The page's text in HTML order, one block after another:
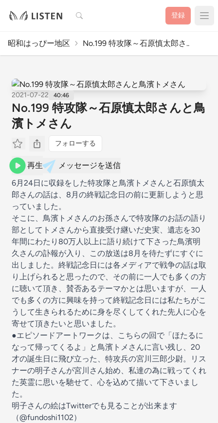
検索 登録
昭和はっぴー地区 No.199 特攻隊～石原慎太郎さ..
2021-07-22 40:46
No.199 特攻隊～石原慎太郎さんと鳥
濱トメさん
フォローする
再生
メッセージを送信
6月24日に収録をした特攻隊と鳥濱トメさんと石原慎太
郎さんの話は、8月の終戦記念日の前に更新しようと思
っていました。
そこに、鳥濱トメさんのお孫さんで特攻隊のお話の語り
部としてトメさんから直接受け継いだ史実、遺志を30
年間にわたり80万人以上に語り続けて下さった鳥濱明
久さんの訃報が入り、この放送は8月を待たずにすぐに
出しました。終戦記念日には各メディアで戦争の話は取
り上げられると思ったので、その前に一人でも多くの方
に聴いて頂き、賛否あるテーマかとは思いますが、一人
でも多くの方に興味を持って終戦記念日には私たちがこ
うして生きられるために身を尽くしてくれた先人に心を
寄せて頂きたいと思いました。
●エピソードアートワークは、こちらの回で「ほたるに
なって帰ってくるよ」と鳥濱トメさんに言い残し、20
才の誕生日に飛び立った、特攻兵の宮川三郎少尉。リス
ナーの明子さんが宮川さん始め、私達の為に戦ってくれ
た英霊に思いを馳せて、心を込めて描いて下さいまし
た。
明子さんの絵はTwitterでも見ることが出来ます
（@fundoshi1102）